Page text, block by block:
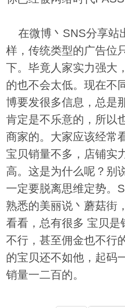
在微博丶SNS分享站
样，传统类型的广告位
下。毕竟人家实力强大
的也不会太低。现在不
博要发很多信息，总是
肯定是不乐意的，所以
商家的。大家应该经常
宝贝销量不多，店铺实
高。这是为什么呢？别
一定要脱离思维定势。
熟悉的美丽说丶蘑菇街
看看，总有很多 宝贝是
不行，甚至佣金也不行
的宝贝还不如他，起码
销量一二百的。